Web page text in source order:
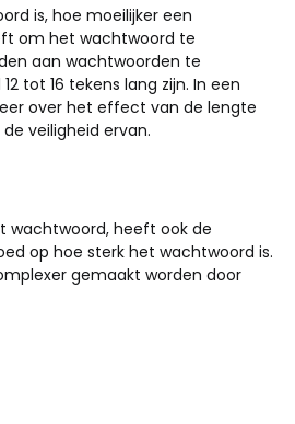
is, hoe moeilijker een
om het wachtwoord te
aan wachtwoorden te
tot 16 tekens lang zijn. In een
over het effect van de lengte
veiligheid ervan.
wachtwoord, heeft ook de
op hoe sterk het wachtwoord is.
gemaakt worden door